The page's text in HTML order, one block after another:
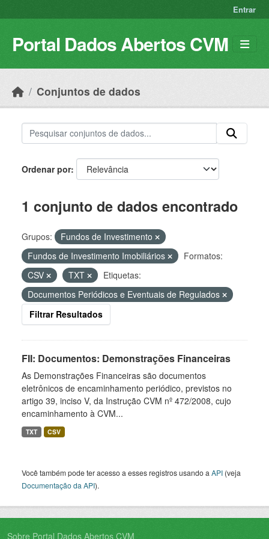
Entrar
Portal Dados Abertos CVM
Conjuntos de dados
Ordenar por
1 conjunto de dados encontrado
Grupos:
Fundos de Investimento
Fundos de Investimento Imobiliários
Formatos:
CSV
TXT
Etiquetas:
Documentos Periódicos e Eventuais de Regulados
Filtrar Resultados
FII: Documentos: Demonstrações Financeiras
As Demonstrações Financeiras são documentos
eletrônicos de encaminhamento periódico, previstos no
artigo 39, inciso V, da Instrução CVM nº 472/2008, cujo
encaminhamento à CVM...
TXT CSV
Você também pode ter acesso a esses registros usando a API (veja
Documentação da API).
Sobre Portal Dados Abertos CVM